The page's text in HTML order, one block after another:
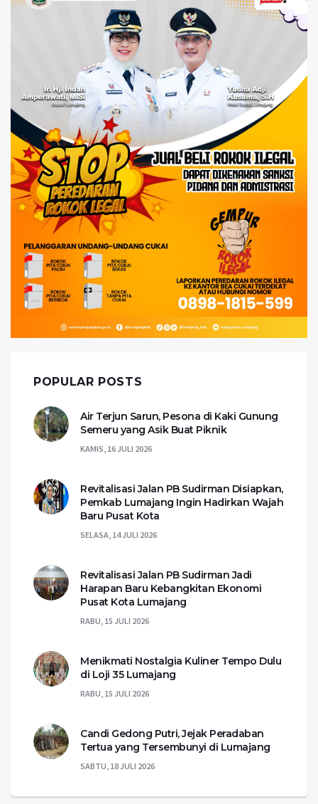
POPULAR POSTS
Air Terjun Sarun, Pesona di Kaki Gunung
Semeru yang Asik Buat Piknik
KAMIS, 16 JULI 2026
Revitalisasi Jalan PB Sudirman Disiapkan,
Pemkab Lumajang Ingin Hadirkan Wajah
Baru Pusat Kota
SELASA, 14 JULI 2026
Revitalisasi Jalan PB Sudirman Jadi
Harapan Baru Kebangkitan Ekonomi
Pusat Kota Lumajang
RABU, 15 JULI 2026
Menikmati Nostalgia Kuliner Tempo Dulu
di Loji 35 Lumajang
RABU, 15 JULI 2026
Candi Gedong Putri, Jejak Peradaban
Tertua yang Tersembunyi di Lumajang
SABTU, 18 JULI 2026